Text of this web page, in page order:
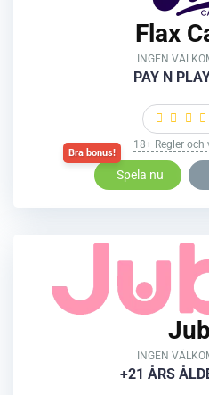
Flax
INGEN
PAY N
18+ Regler
Spela nu
INGEN
+21 ÅRS